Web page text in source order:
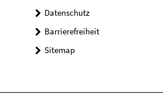
Datenschutz
Barrierefreiheit
Sitemap